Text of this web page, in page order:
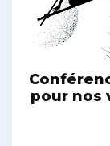
pour nos